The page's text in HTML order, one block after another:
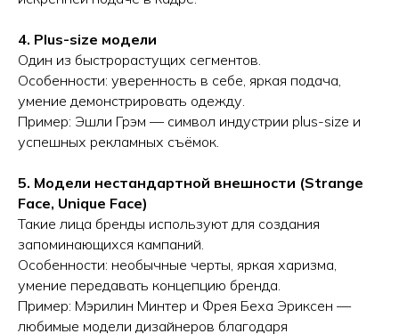
4. Plus-size модели
Один из быстрорастущих сегментов.
Особенности: уверенность в себе, яркая подача,
умение демонстрировать одежду.
Пример: Эшли Грэм — символ индустрии plus-size и
успешных рекламных съёмок.
5. Модели нестандартной внешности (Strange
Face, Unique Face)
Такие лица бренды используют для создания
запоминающихся кампаний.
Особенности: необычные черты, яркая харизма,
умение передавать концепцию бренда.
Пример: Мэрилин Минтер и Фрея Беха Эриксен —
любимые модели дизайнеров благодаря